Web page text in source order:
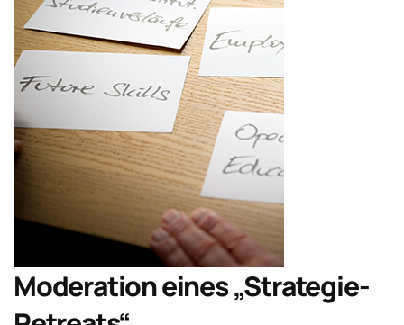
Moderation eines „Strategie-